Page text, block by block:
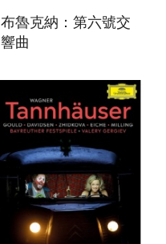
布魯克納：第六號交
響曲
NO. 6